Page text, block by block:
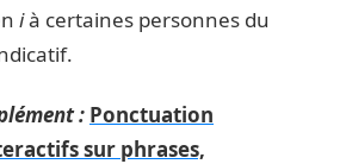
ià certaines personnes du
: Ponctuation
sur phrases,